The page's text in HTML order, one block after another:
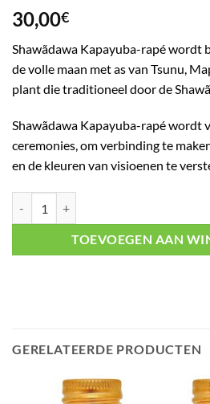
30,00€
Shawãdawa Kapayuba-rapé wordt
de volle maan met as van Tsunu,
plant die traditioneel door de
Shawãdawa Kapayuba-rapé wordt
ceremonies, om verbinding te
en de kleuren van visioenen te
TOEVOEGEN AAN
GERELATEERDE PRODUCTEN